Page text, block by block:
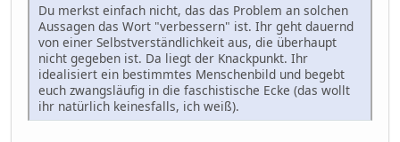
Du merkst einfach nicht, das das Problem an solchen
Aussagen das Wort "verbessern" ist. Ihr geht dauernd
von einer Selbstverständlichkeit aus, die überhaupt
nicht gegeben ist. Da liegt der Knackpunkt. Ihr
idealisiert ein bestimmtes Menschenbild und begebt
euch zwangsläufig in die faschistische Ecke (das wollt
ihr natürlich keinesfalls, ich weiß).